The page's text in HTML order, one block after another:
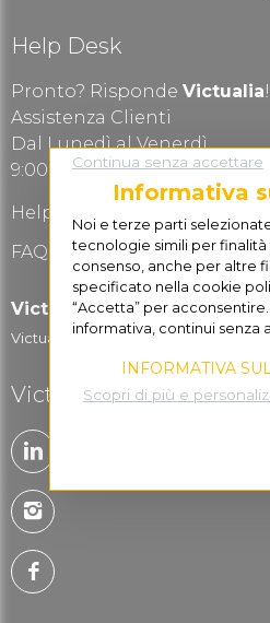
Help Desk
Pronto? Risponde Victualia!
Assistenza Clienti
Dal Lunedì al Venerdì
9:00-13.00 / 15:00-19:00
Help Desk
FAQ Domande frequenti
Victualia for Business
Victualia Logistic...
Victualia è social
Continua senza accettare
Informativa
Noi e terze parti
tecnologie simili per
consenso, anche per altre
specificato nella cookie
“Accetta” per
informativa, continui senza
INFORMATIVA
Scopri di più e